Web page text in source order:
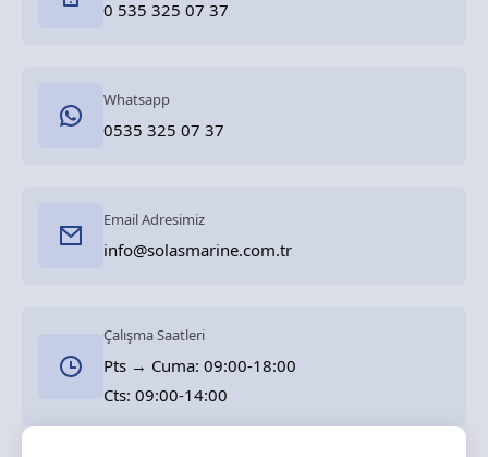
0 535 325 07 37
Whatsapp
0535 325 07 37
Email Adresimiz
info@solasmarine.com.tr
Çalışma Saatleri
Pts → Cuma: 09:00-18:00
Cts: 09:00-14:00